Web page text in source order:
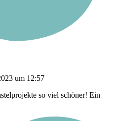
um 12:57
so viel schöner! Ein